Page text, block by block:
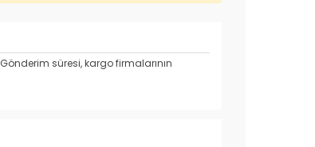
Gönderim süresi, kargo firmalarının